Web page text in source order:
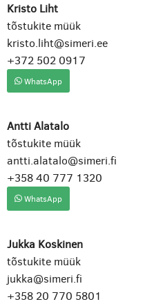
Kristo Liht
tõstukite müük
kristo.liht@simeri.ee
+372 502 0917
WhatsApp
Antti Alatalo
tõstukite müük
antti.alatalo@simeri.fi
+358 40 777 1320
WhatsApp
Jukka Koskinen
tõstukite müük
jukka@simeri.fi
+358 20 770 5801